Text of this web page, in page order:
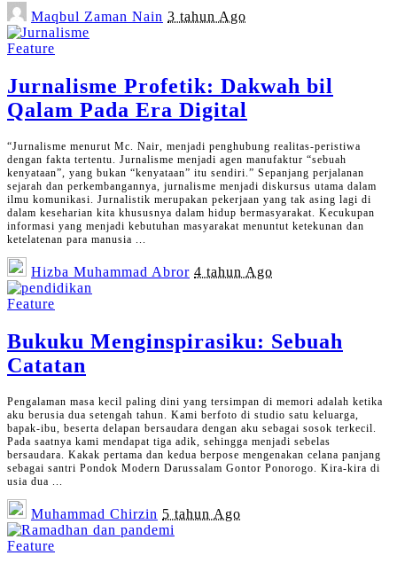
Posted
by
Maqbul Zaman Nain 3 tahun Ago
Feature
Jurnalisme Profetik: Dakwah bil
Qalam Pada Era Digital
“Jurnalisme menurut Mc. Nair, menjadi penghubung realitas-peristiwa
dengan fakta tertentu. Jurnalisme menjadi agen manufaktur “sebuah
kenyataan”, yang bukan “kenyataan” itu sendiri.” Sepanjang perjalanan
sejarah dan perkembangannya, jurnalisme menjadi diskursus utama dalam
ilmu komunikasi. Jurnalistik merupakan pekerjaan yang tak asing lagi di
dalam keseharian kita khususnya dalam hidup bermasyarakat. Kecukupan
informasi yang menjadi kebutuhan masyarakat menuntut ketekunan dan
ketelatenan para manusia ...
Posted
by
Hizba Muhammad Abror 4 tahun Ago
Feature
Bukuku Menginspirasiku: Sebuah
Catatan
Pengalaman masa kecil paling dini yang tersimpan di memori adalah ketika
aku berusia dua setengah tahun. Kami berfoto di studio satu keluarga,
bapak-ibu, beserta delapan bersaudara dengan aku sebagai sosok terkecil.
Pada saatnya kami mendapat tiga adik, sehingga menjadi sebelas
bersaudara. Kakak pertama dan kedua berpose mengenakan celana panjang
sebagai santri Pondok Modern Darussalam Gontor Ponorogo. Kira-kira di
usia dua ...
Posted
by
Muhammad Chirzin 5 tahun Ago
Feature